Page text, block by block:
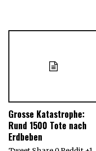
Grosse Katastrophe:
Rund 1500 Tote nach
Erdbeben